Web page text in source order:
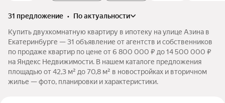
31 предложение •
по актуальности
Купить двухкомнатную квартиру в ипотеку на улице Азина в
Екатеринбурге — 31 объявление от агентств и собственников
по продаже квартир по цене от 6 800 000 ₽ до 14 500 000 ₽
на Яндекс Недвижимости. В нашем каталоге предложения
площадью от 42,3 м² до 70,8 м² в новостройках и вторичном
жилье — фото, планировки и характеристики.